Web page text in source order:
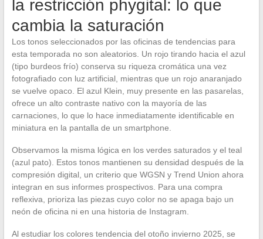
la restricción phygital: lo que
cambia la saturación
Los tonos seleccionados por las oficinas de tendencias para
esta temporada no son aleatorios. Un rojo tirando hacia el azul
(tipo burdeos frío) conserva su riqueza cromática una vez
fotografiado con luz artificial, mientras que un rojo anaranjado
se vuelve opaco. El azul Klein, muy presente en las pasarelas,
ofrece un alto contraste nativo con la mayoría de las
carnaciones, lo que lo hace inmediatamente identificable en
miniatura en la pantalla de un smartphone.
Observamos la misma lógica en los verdes saturados y el teal
(azul pato). Estos tonos mantienen su densidad después de la
compresión digital, un criterio que WGSN y Trend Union ahora
integran en sus informes prospectivos. Para una compra
reflexiva, prioriza las piezas cuyo color no se apaga bajo un
neón de oficina ni en una historia de Instagram.
Al estudiar los colores tendencia del otoño invierno 2025, se